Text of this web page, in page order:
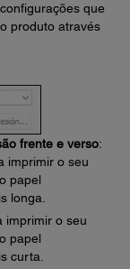
que
produto através
frente e verso:
imprimir o seu
papel
longa.
imprimir o seu
papel
curta.